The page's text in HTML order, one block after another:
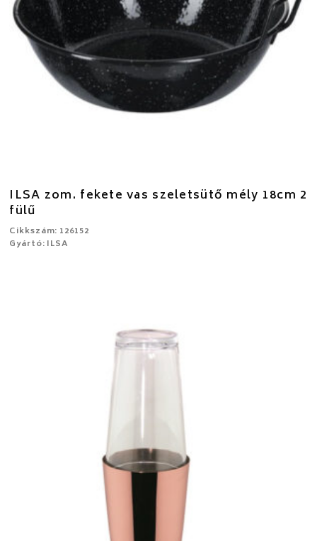
ILSA zom. fekete vas szeletsütő mély 18cm 2
fülű
Cikkszám: 126152
Gyártó: ILSA